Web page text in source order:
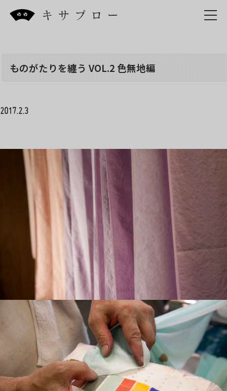
content
ものがたりを纏う VOL.2 色無地編
2017.2.3